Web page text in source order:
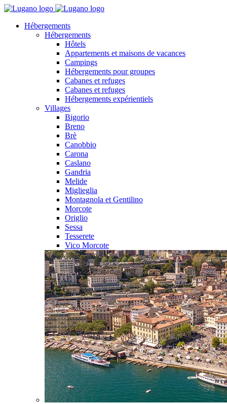
Hébergements
Hébergements
Hôtels
Appartements et maisons de vacances
Campings
Hébergements pour groupes
Cabanes et refuges
Cabanes et refuges
Hébergements expérientiels
Villages
Bigorio
Breno
Brè
Canobbio
Carona
Caslano
Gandria
Melide
Miglieglia
Montagnola et Gentilino
Morcote
Origlio
Sessa
Tesserete
Vico Morcote